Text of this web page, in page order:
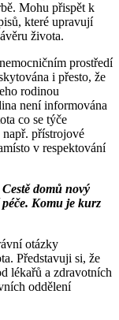
Mohu přispět k
které upravují
života.
prostředí
i přesto, že
rodinou
není informována
co se týče
např. přístrojové
v respektování
domů nový
Komu je kurz
otázky
Představuji si, že
lékařů a zdravotních
oddělení